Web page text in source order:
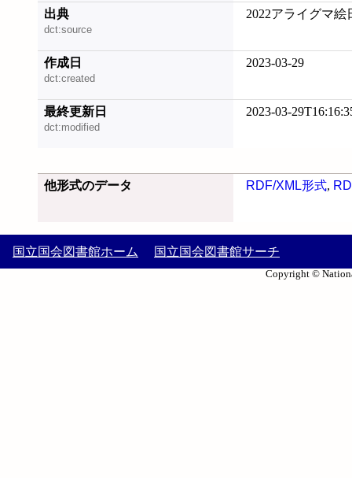
出典
dct:source
2022アライグマ絵
作成日
dct:created
2023-03-29
最終更新日
dct:modified
2023-03-
他形式のデータ RDF/XML形式,
国立国会図書館ホーム 国立国会図書館サーチ
Copyright ©